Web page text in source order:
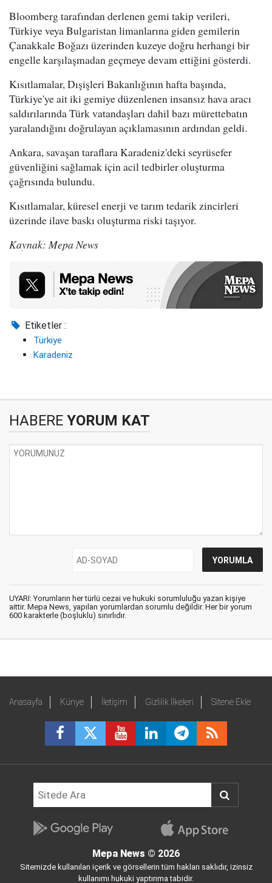
Bloomberg tarafından derlenen gemi takip verileri,
Türkiye veya Bulgaristan limanlarına giden gemilerin
Çanakkale Boğazı üzerinden kuzeye doğru herhangi bir
engelle karşılaşmadan geçmeye devam ettiğini gösterdi.
Kısıtlamalar, Dışişleri Bakanlığının hafta başında,
Türkiye'ye ait iki gemiye düzenlenen insansız hava aracı
saldırılarında Türk vatandaşları dahil bazı mürettebatın
yaralandığını doğrulayan açıklamasının ardından geldi.
Ankara, savaşan taraflara Karadeniz'deki seyrüsefer
güvenliğini sağlamak için acil tedbirler oluşturma
çağrısında bulundu.
Kısıtlamalar, küresel enerji ve tarım tedarik zincirleri
üzerinde ilave baskı oluşturma riski taşıyor.
Kaynak: Mepa News
Etiketler :
Türkiye
Karadeniz
HABERE YORUM KAT
UYARI: Yorumların her türlü cezai ve hukuki sorumluluğu yazan kişiye
aittir. Mepa News, yapılan yorumlardan sorumlu değildir. Her bir yorum
600 karakterle (boşluklu) sınırlıdır.
Anasayfa Künye İletişim Gizlilik İlkeleri Sitene Ekle
Mepa News © 2026
Sitemizde kullanılan içerik ve görsellerin tüm hakları saklıdır, izinsiz
kullanımı hukuki yaptırıma tabidir.